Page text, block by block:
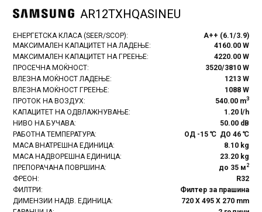
AR12TXHQASINEU
ЕНЕРГЕТСКА КЛАСА (SEER/SCOP):
A++ (6.1/3.9)
МАКСИМАЛЕН КАПАЦИТЕТ НА ЛАДЕЊЕ:
4160.00 W
МАКСИМАЛЕН КАПАЦИТЕТ НА ГРЕЕЊЕ:
4220.00 W
ПРОСЕЧНА МОЌНОСТ:
3520/3810 W
ВЛЕЗНА МОЌНОСТ ЛАДЕЊЕ:
1213 W
ВЛЕЗНА МОЌНОСТ ГРЕЕЊЕ:
1088 W
ПРОТОК НА ВОЗДУХ:
540.00 m3
КАПАЦИТЕТ НА ОДВЛАЖНУВАЊЕ:
1.20 l/h
НИВО НА БУЧАВА:
50.00 dB
РАБОТНА ТЕМПЕРАТУРА:
ОД -15 ℃ ДО 46 ℃
МАСА ВНАТРЕШНА ЕДИНИЦА:
8.10 kg
МАСА НАДВОРЕШНА ЕДИНИЦА:
23.20 kg
ПРЕПОРАЧАНА ПОВРШИНА:
до 35 м2
ФРЕОН:
R32
ФИЛТРИ:
Филтер за прашина
ДИМЕНЗИИ НАДВ. ЕДИНИЦА:
720 X 495 X 270 mm